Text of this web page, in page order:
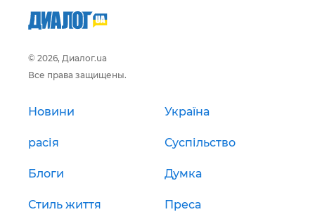
© 2026, Диалог.ua
Все права защищены.
Новини Україна
расія Суспільство
Блоги Думка
Стиль життя Преса